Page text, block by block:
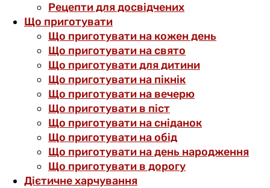
Рецепти для досвідчених
Що приготувати
Що приготувати на кожен день
Що приготувати на свято
Що приготувати для дитини
Що приготувати на пікнік
Що приготувати на вечерю
Що приготувати в піст
Що приготувати на сніданок
Що приготувати на обід
Що приготувати на день народження
Що приготувати в дорогу
Дієтичне харчування